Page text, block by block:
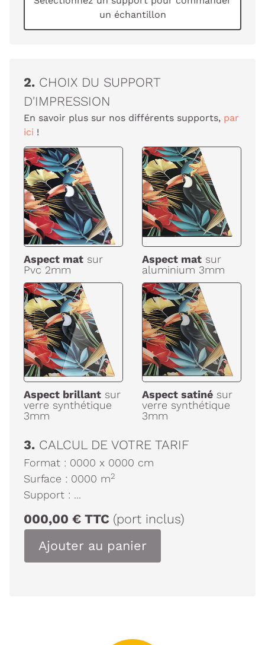
un échantillon
2. CHOIX DU SUPPORT
D'IMPRESSION
En savoir plus sur nos différents supports, par
ici !
Aspect mat sur
Pvc 2mm
Aspect mat sur
aluminium 3mm
Aspect brillant sur
verre synthétique
3mm
Aspect satiné sur
verre synthétique
3mm
3. CALCUL DE VOTRE TARIF
Format : 0000 x 0000 cm
Surface : 0000 m2
Support : ...
000,00 € TTC (port inclus)
Ajouter au panier